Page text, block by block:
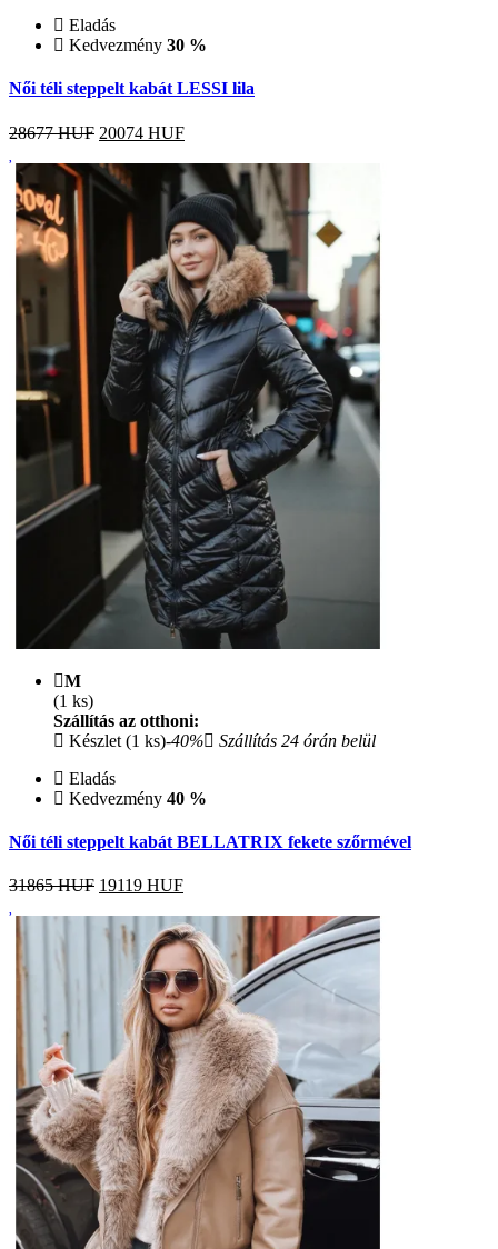
Eladás
Kedvezmény 30 %
Női téli steppelt kabát LESSI lila
28677 HUF 20074 HUF
M
(1 ks)
Szállítás az otthoni:
Készlet (1 ks)-40%
Szállítás 24 órán belül
Eladás
Kedvezmény 40 %
Női téli steppelt kabát BELLATRIX fekete szőrmével
31865 HUF 19119 HUF